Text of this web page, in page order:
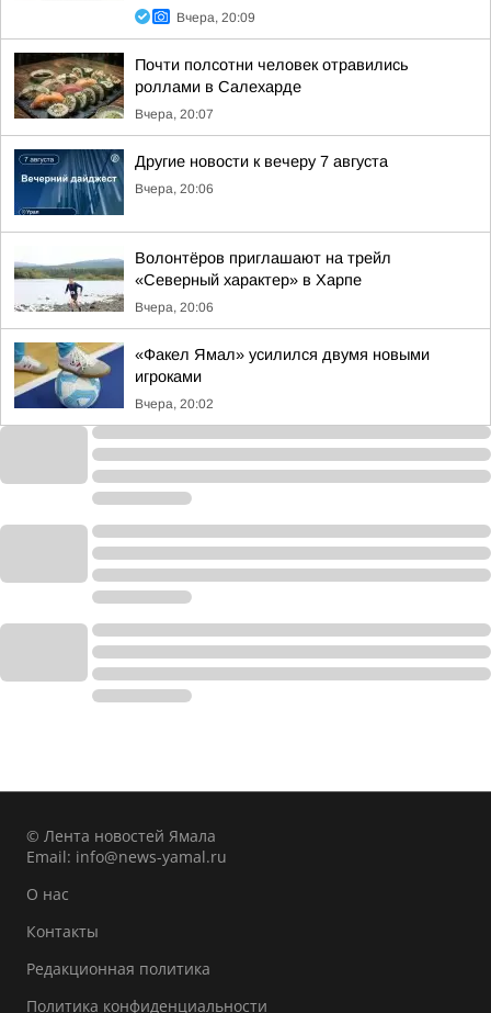
Вчера, 20:09
Почти полсотни человек отравились
роллами в Салехарде
Вчера, 20:07
Другие новости к вечеру 7 августа
Вчера, 20:06
Волонтёров приглашают на трейл
«Северный характер» в Харпе
Вчера, 20:06
«Факел Ямал» усилился двумя новыми
игроками
Вчера, 20:02
© Лента новостей Ямала
Email: info@news-yamal.ru
О нас
Контакты
Редакционная политика
Политика конфиденциальности